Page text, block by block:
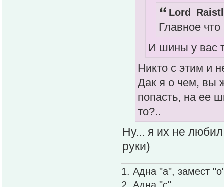
Главное
И шины у вас
Никто с этим и
Дак я о чем, вы
попасть, на ее
то?..
Ну... я их не
руки)
1. Адна "а", замест